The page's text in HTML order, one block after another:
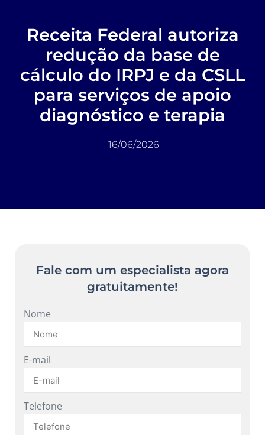
Receita Federal autoriza
redução da base de
cálculo do IRPJ e da CSLL
para serviços de apoio
diagnóstico e terapia
16/06/2026
Fale com um especialista agora
gratuitamente!
Nome
E-mail
Telefone